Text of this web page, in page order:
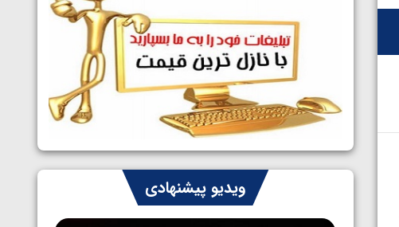
سوم برای ایران
1405/05/07
ایران چشم به راه چهار مدال در پنج وزن
دوم کشتی فرنگی نوجوانان جهان
1405/05/06
ویدیو پیشنهادی